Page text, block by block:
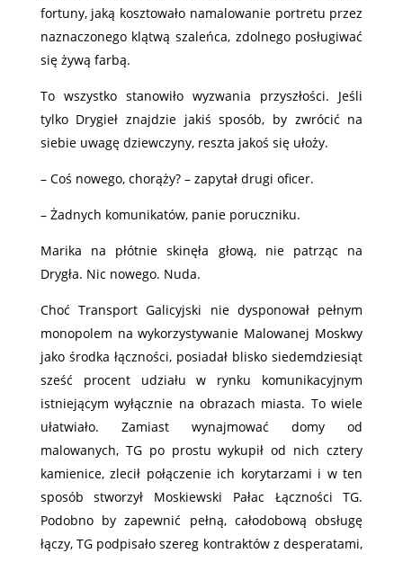
fortuny, jaką kosztowało namalowanie portretu przez
naznaczonego klątwą szaleńca, zdolnego posługiwać
się żywą farbą.
To wszystko stanowiło wyzwania przyszłości. Jeśli
tylko Drygieł znajdzie jakiś sposób, by zwrócić na
siebie uwagę dziewczyny, reszta jakoś się ułoży.
– Coś nowego, chorąży? – zapytał drugi oficer.
– Żadnych komunikatów, panie poruczniku.
Marika na płótnie skinęła głową, nie patrząc na
Drygła. Nic nowego. Nuda.
Choć Transport Galicyjski nie dysponował pełnym
monopolem na wykorzystywanie Malowanej Moskwy
jako środka łączności, posiadał blisko siedemdziesiąt
sześć procent udziału w rynku komunikacyjnym
istniejącym wyłącznie na obrazach miasta. To wiele
ułatwiało. Zamiast wynajmować domy od
malowanych, TG po prostu wykupił od nich cztery
kamienice, zlecił połączenie ich korytarzami i w ten
sposób stworzył Moskiewski Pałac Łączności TG.
Podobno by zapewnić pełną, całodobową obsługę
łączy, TG podpisało szereg kontraktów z desperatami,